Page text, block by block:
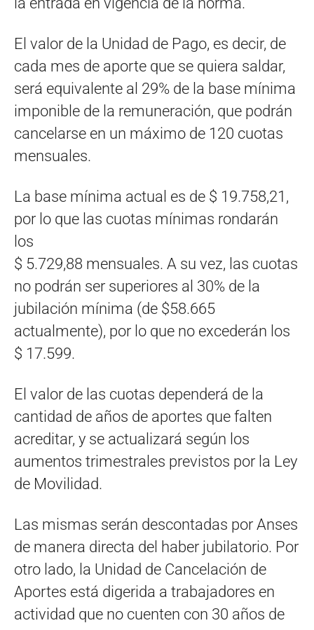
El valor de la Unidad de Pago, es decir, de
cada mes de aporte que se quiera saldar,
será equivalente al 29% de la base mínima
imponible de la remuneración, que podrán
cancelarse en un máximo de 120 cuotas
mensuales.
La base mínima actual es de $ 19.758,21,
por lo que las cuotas mínimas rondarán
los
$ 5.729,88 mensuales. A su vez, las cuotas
no podrán ser superiores al 30% de la
jubilación mínima (de $58.665
actualmente), por lo que no excederán los
$ 17.599.
El valor de las cuotas dependerá de la
cantidad de años de aportes que falten
acreditar, y se actualizará según los
aumentos trimestrales previstos por la Ley
de Movilidad.
Las mismas serán descontadas por Anses
de manera directa del haber jubilatorio. Por
otro lado, la Unidad de Cancelación de
Aportes está digerida a trabajadores en
actividad que no cuenten con 30 años de